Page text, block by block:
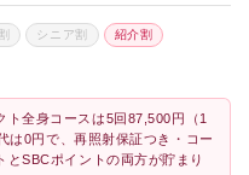
シニア割 紹介割
ト全身コースは5回87,500円（1
は0円で、再照射保証つき・コー
SBCポイントの両方が貯まり